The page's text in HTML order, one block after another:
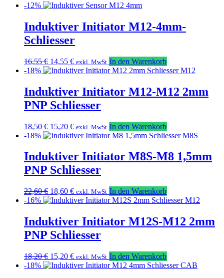
-12%
Induktiver Initiator M12-4mm-
Schliesser
16,55€ Ursprünglicher
Preis
16,55 €
14,55 €Aktueller
Preis
14,55 €.
exkl. MwSt In den Warenkorb
-18%
Induktiver Initiator M12-M12 2mm
PNP Schliesser
18,50€ Ursprünglicher
Preis
18,50 €
15,20 €Aktueller
Preis
15,20 €.
exkl. MwSt In den Warenkorb
-18%
Induktiver Initiator M8S-M8 1,5mm
PNP Schliesser
22,60€ Ursprünglicher
Preis
22,60 €
18,60 €Aktueller
Preis
18,60 €.
exkl. MwSt In den Warenkorb
-16%
Induktiver Initiator M12S-M12 2mm
PNP Schliesser
18,20€ Ursprünglicher
Preis
15,20 €Aktueller
Preis
exkl. MwSt In den Warenkorb
-18%